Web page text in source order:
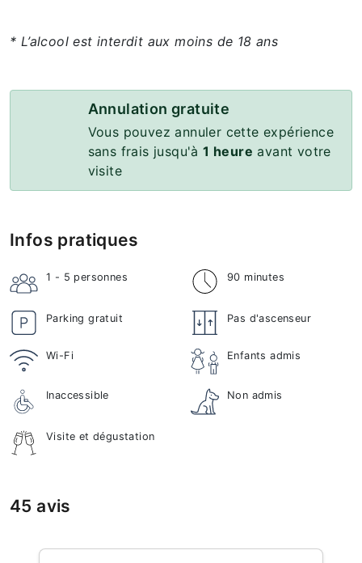
* L’alcool est interdit aux moins de 18 ans
Annulation gratuite
Vous pouvez annuler cette expérience
sans frais jusqu'à1 heure avant votre
visite
Infos pratiques
1 - 5 personnes 90 minutes
Parking gratuit Pas d'ascenseur
Wi-Fi Enfants admis
Inaccessible Non admis
Visite et dégustation
45 avis